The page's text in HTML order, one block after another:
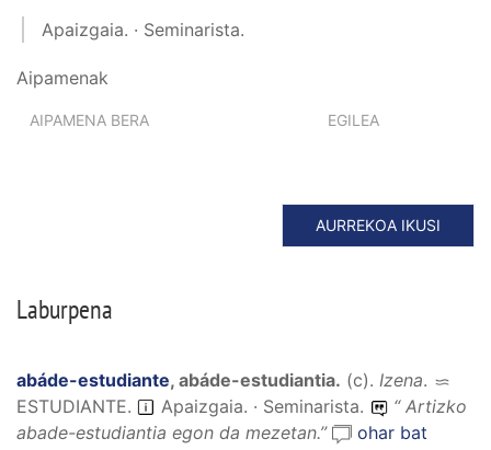
Apaizgaia. · Seminarista.
Aipamenak
AIPAMENA BERA EGILEA
AURREKOA IKUSI
Laburpena
abáde-estudiante, abáde-estudiantia. (c). Izena.
ESTUDIANTE. Apaizgaia. · Seminarista. “Artizko
abade-estudiantia egon da mezetan.” ohar bat